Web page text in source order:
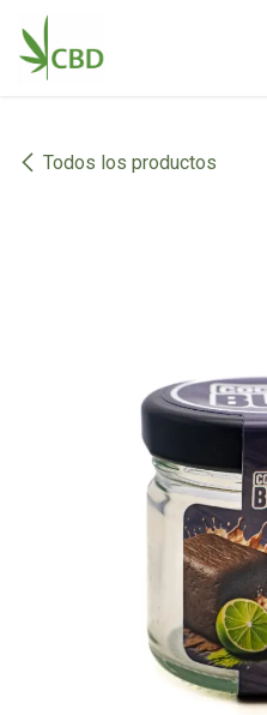
Ir al contenido
Todos los productos